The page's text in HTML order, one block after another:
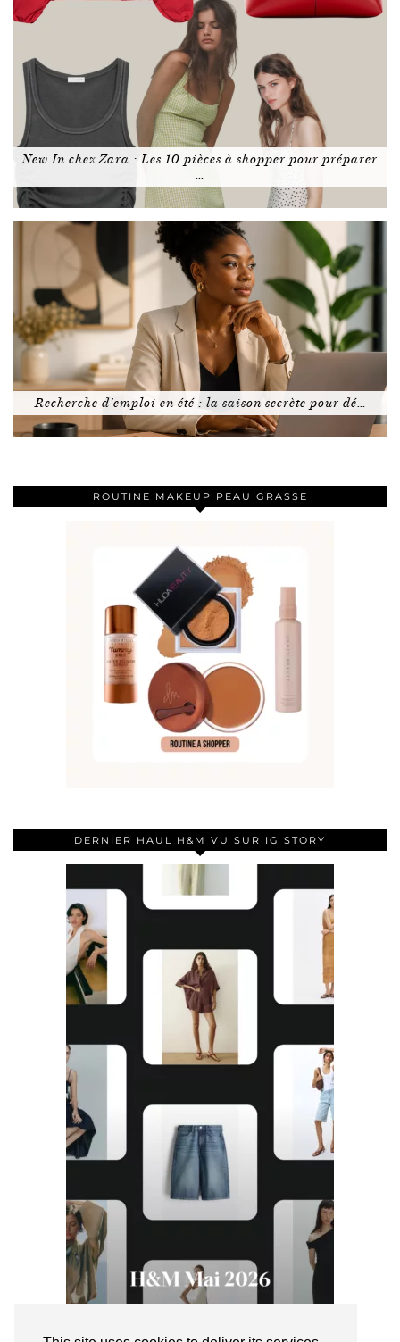
New In chez Zara : Les 10 pièces à shopper pour préparer
…
Recherche d’emploi en été : la saison secrète pour dé…
ROUTINE MAKEUP PEAU GRASSE
DERNIER HAUL H&M VU SUR IG STORY